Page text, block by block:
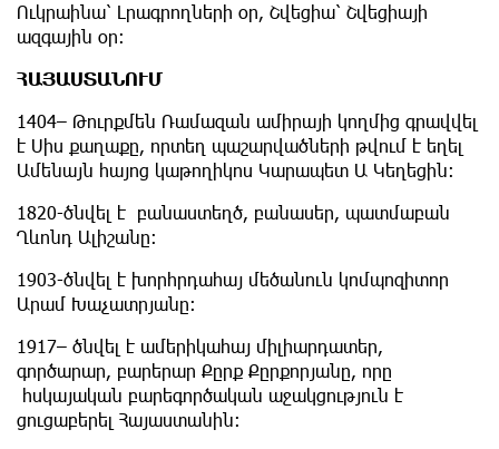
Ուկրաինա՝ Լրագրողների օր, Շվեցիա՝ Շվեցիայի
ազգային օր:
ՀԱՅԱՍՏԱՆՈՒՄ
1404– Թուրքմեն Ռամազան ամիրայի կողմից գրավվել
է Սիս քաղաքը, որտեղ պաշարվածների թվում է եղել
Ամենայն հայոց կաթողիկոս Կարապետ Ա Կեղեցին։
1820-ծնվել է բանաստեղծ, բանասեր, պատմաբան
Ղևոնդ Ալիշանը:
1903-ծնվել է խորհրդահայ մեծանուն կոմպոզիտոր
Արամ Խաչատրյանը:
1917– ծնվել է ամերիկահայ միլիարդատեր,
գործարար, բարերար Քըրք Քըրքորյանը, որը
հսկայական բարեգործական աջակցություն է
ցուցաբերել Հայաստանին։